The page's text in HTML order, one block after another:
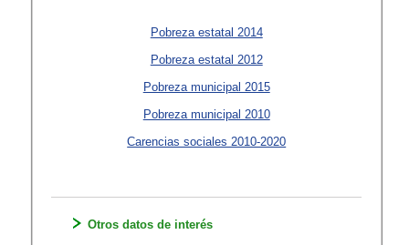
Pobreza estatal 2014
Pobreza estatal 2012
Pobreza municipal 2015
Pobreza municipal 2010
Carencias sociales 2010-2020
Otros datos de interés